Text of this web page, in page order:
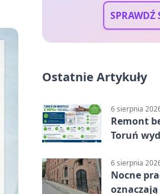
SPRAWDŹ
Ostatnie Artykuły
6 sierpnia
Remont
Toruń
6 sierpnia
Nocne